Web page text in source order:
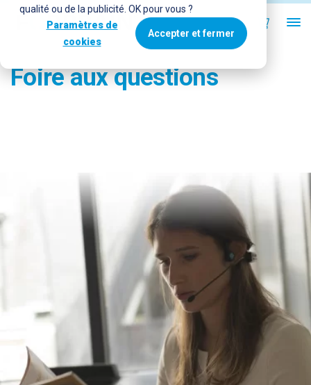
qualité ou de la publicité. OK pour vous ?
Paramètres de
cookies
Accepter et fermer
Foire aux questions